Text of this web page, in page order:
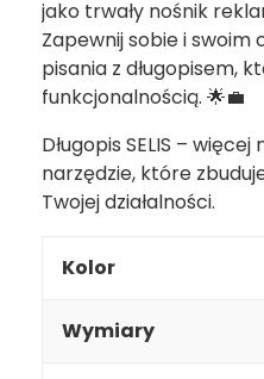
jako trwały nośnik
Zapewnij sobie i
pisania z długopisem,
funkcjonalnością. 🌟💼
Długopis SELIS – więcej
narzędzie, które
Twojej działalności.
Kolor
Wymiary